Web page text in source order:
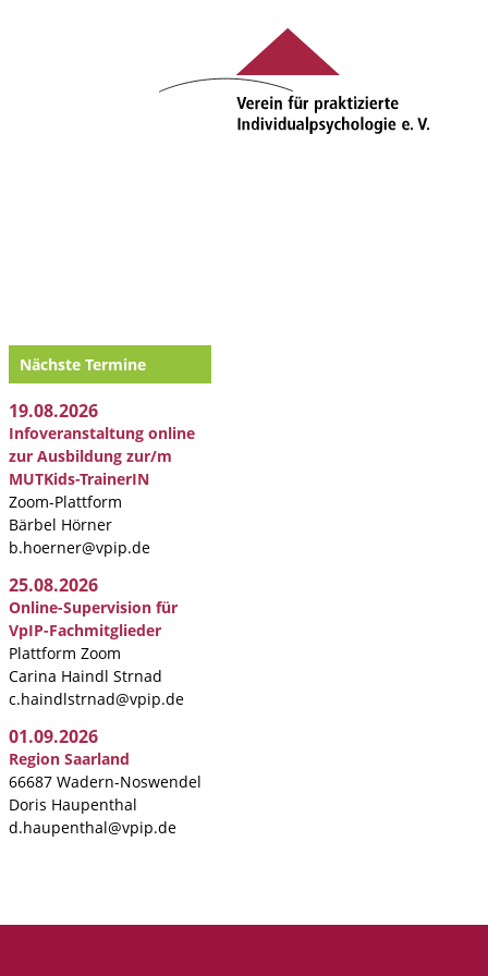
Nächste Termine
19.08.2026
Infoveranstaltung online
zur Ausbildung zur/m
MUTKids-TrainerIN
Zoom-Plattform
Bärbel Hörner
b.hoerner@vpip.de
25.08.2026
Online-Supervision für
VpIP-Fachmitglieder
Plattform Zoom
Carina Haindl Strnad
c.haindlstrnad@vpip.de
01.09.2026
Region Saarland
66687 Wadern-Noswendel
Doris Haupenthal
d.haupenthal@vpip.de